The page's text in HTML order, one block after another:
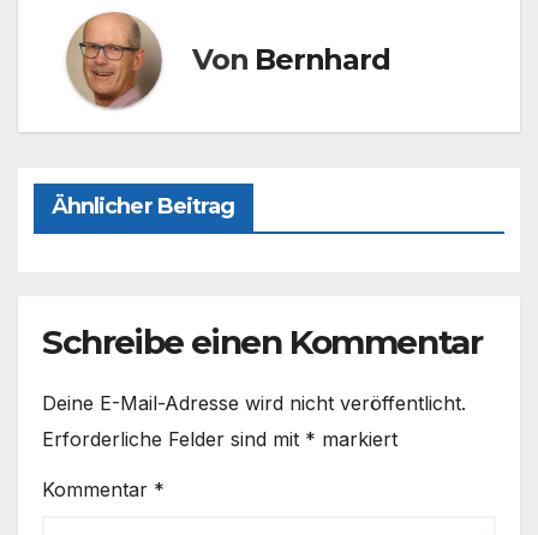
o
o
k
o
n
Von Bernhard
Ähnlicher Beitrag
Schreibe einen Kommentar
Deine E-Mail-Adresse wird nicht veröffentlicht.
Erforderliche Felder sind mit * markiert
Kommentar *